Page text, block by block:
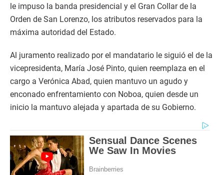
le impuso la banda presidencial y el Gran Collar de la
Orden de San Lorenzo, los atributos reservados para la
máxima autoridad del Estado.
Al juramento realizado por el mandatario le siguió el de la
vicepresidenta, María José Pinto, quien reemplaza en el
cargo a Verónica Abad, quien mantuvo un agudo y
enconado enfrentamiento con Noboa, quien desde un
inicio la mantuvo alejada y apartada de su Gobierno.